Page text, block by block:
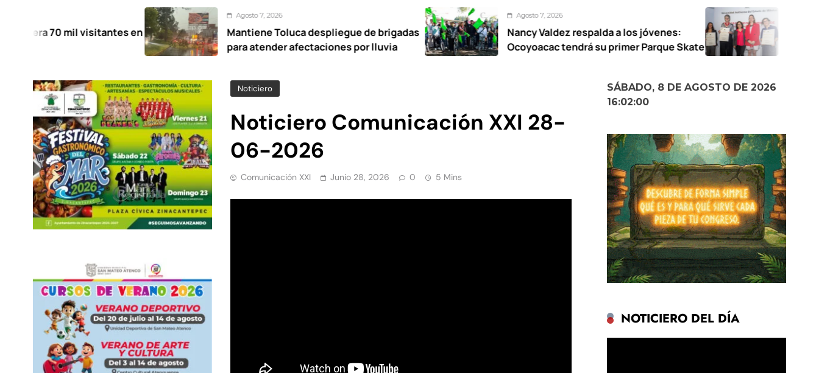
visitantes en
Agosto 7, 2026
Mantiene Toluca despliegue de brigadas
para atender afectaciones por lluvia
Agosto 7, 2026
Nancy Valdez respalda a los jóvenes:
Ocoyoacac tendrá su primer Parque Skate
Agosto 7, 2026
UAEMéx abre
narrativas femeninas
Noticiero
Noticiero Comunicación XXI 28-
06-2026
Comunicación XXI Junio 28, 2026 0 5 Mins
SÁBADO, 8 DE AGOSTO DE 2026
16:02:01
NOTICIERO DEL DÍA